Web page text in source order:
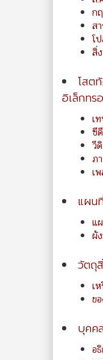
ก
ส
โ
สิ่
โสต
อิเล็กทร
เ
ซี
วี
ภ
เ
แผน
แ
ผั
วัตถุ
เ
ข
บุคค
อ